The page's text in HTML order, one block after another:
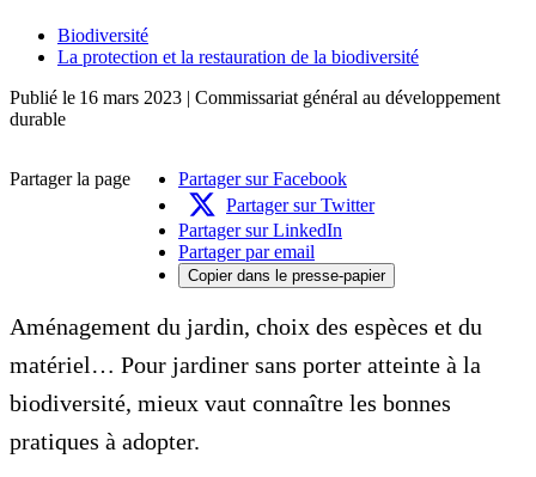
Biodiversité
La protection et la restauration de la biodiversité
Publié le 16 mars 2023 | Commissariat général au développement
durable
Partager la page
Partager sur Facebook
Partager sur Twitter
Partager sur LinkedIn
Partager par email
Copier dans le presse-papier
Aménagement du jardin, choix des espèces et du
matériel… Pour jardiner sans porter atteinte à la
biodiversité, mieux vaut connaître les bonnes
pratiques à adopter.